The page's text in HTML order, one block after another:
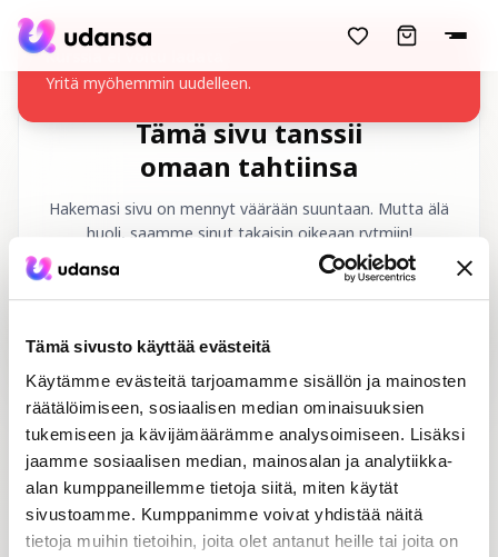
Tämä sivusto käyttää evästeitä
Käytämme evästeitä tarjoamamme sisällön ja mainosten
räätälöimiseen, sosiaalisen median ominaisuuksien
tukemiseen ja kävijämäärämme analysoimiseen. Lisäksi
jaamme sosiaalisen median, mainosalan ja analytiikka-
alan kumppaneillemme tietoja siitä, miten käytät
sivustoamme. Kumppanimme voivat yhdistää näitä
tietoja muihin tietoihin, joita olet antanut heille tai joita on
accessibility.skipToMainContent
Kurssia ei voitu ladata
Yritä myöhemmin uudelleen.
Tämä sivu tanssii
omaan tahtiinsa
Hakemasi sivu on mennyt väärään suuntaan. Mutta älä
huoli, saamme sinut takaisin oikeaan rytmiin!
Tanssikurssit